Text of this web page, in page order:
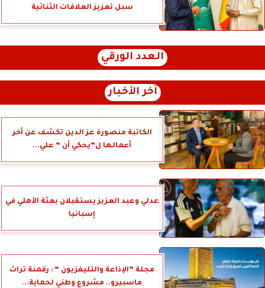
سبل تعزيز العلاقات الثنائية
العدد الورقي
آخر الأخبار
الكاتبة منصورة عز الدين تكشف عن أخر
أعمالها ل”يحكي أن ” علي...
عدلي وعبد العزيز يستقبلان بعثة الأهلي في
إسبانيا
مجلة ”الإذاعة والتليفزيون ” : رقمنة تراث
ماسبيرو.. مشروع وطني لحماية...